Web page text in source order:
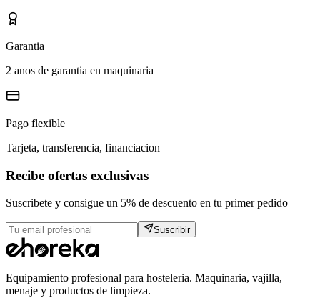
Garantia
2 anos de garantia en maquinaria
Pago flexible
Tarjeta, transferencia, financiacion
Recibe ofertas exclusivas
Suscribete y consigue un 5% de descuento en tu primer pedido
Suscribir
Equipamiento profesional para hosteleria. Maquinaria, vajilla,
menaje y productos de limpieza.